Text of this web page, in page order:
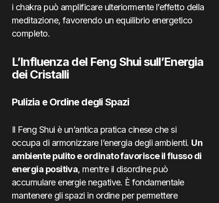
i chakra può amplificare ulteriormente l’effetto della
meditazione, favorendo un equilibrio energetico
completo.
L’Influenza del Feng Shui sull’Energia
dei Cristalli
Pulizia e Ordine degli Spazi
Il Feng Shui è un’antica pratica cinese che si
occupa di armonizzare l’energia degli ambienti. Un
ambiente pulito e ordinato favorisce il flusso di
energia positiva, mentre il disordine può
accumulare energie negative. È fondamentale
mantenere gli spazi in ordine per permettere